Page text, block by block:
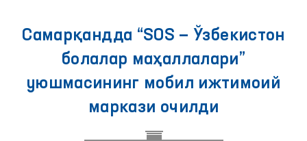
Самарқандда “SOS — Ўзбекистон
болалар маҳаллалари”
уюшмасининг мобил ижтимоий
маркази очилди